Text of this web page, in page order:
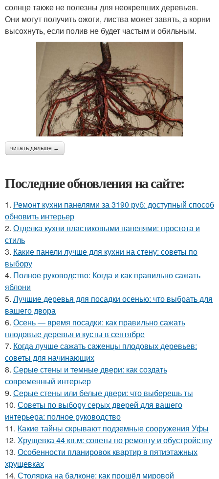
солнце также не полезны для неокрепших деревьев.
Они могут получить ожоги, листва может завять, а корни
высохнуть, если полив не будет частым и обильным.
читать дальше →
Последние обновления на сайте:
1. Ремонт кухни панелями за 3190 руб: доступный способ
обновить интерьер
2. Отделка кухни пластиковыми панелями: простота и
стиль
3. Какие панели лучше для кухни на стену: советы по
выбору
4. Полное руководство: Когда и как правильно сажать
яблони
5. Лучшие деревья для посадки осенью: что выбрать для
вашего двора
6. Осень — время посадки: как правильно сажать
плодовые деревья и кусты в сентябре
7. Когда лучше сажать саженцы плодовых деревьев:
советы для начинающих
8. Серые стены и темные двери: как создать
современный интерьер
9. Серые стены или белые двери: что выберешь ты
10. Советы по выбору серых дверей для вашего
интерьера: полное руководство
11. Какие тайны скрывают подземные сооружения Уфы
12. Хрущевка 44 кв.м: советы по ремонту и обустройству
13. Особенности планировок квартир в пятиэтажных
хрущевках
14. Столярка на балконе: как прошёл мировой